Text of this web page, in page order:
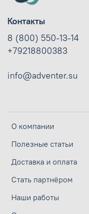
О компании
Полезные статьи
Доставка и оплата
Стать партнёром
Наши работы
Контакты
8 (800) 550-13-14
+79218800383
info@adventer.su